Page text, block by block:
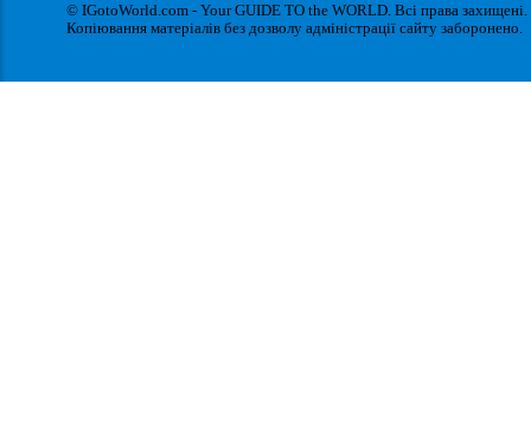
© IGotoWorld.com - Your GUIDE TO the WORLD. Всі права захищені.
Копіювання матеріалів без дозволу адміністрації сайту заборонено.